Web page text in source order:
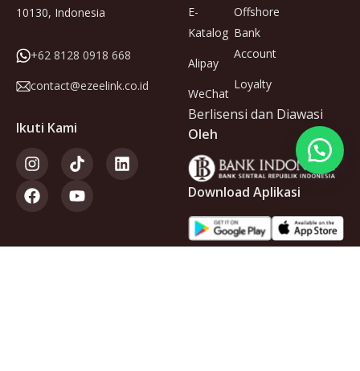
10130, Indonesia
+62 8128 0918 668
contact@ezeelink.co.id
Ikuti Kami
E-
Katalog
Alipay
WeChat
Offshore
Bank
Account
Loyalty
Berlisensi dan Diawasi
Oleh
Download Aplikasi